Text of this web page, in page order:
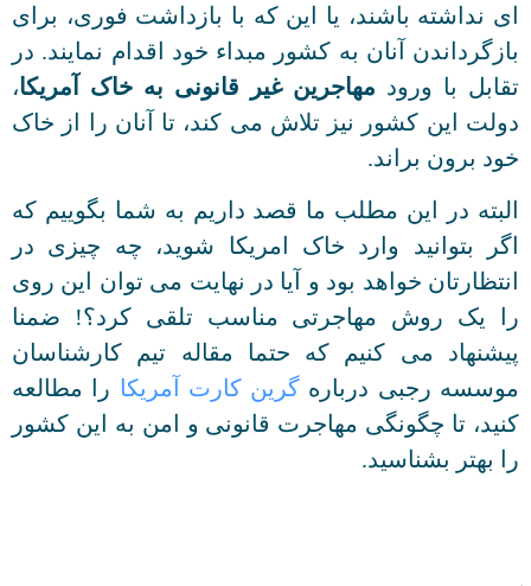
ای نداشته باشند، یا این که با بازداشت فوری، برای
بازگرداندن آنان به کشور مبداء خود اقدام نمایند. در
تقابل با ورود مهاجرین غیر قانونی به خاک آمریکا،
دولت این کشور نیز تلاش می کند، تا آنان را از خاک
خود برون براند.
البته در این مطلب ما قصد داریم به شما بگوییم که
اگر بتوانید وارد خاک امریکا شوید، چه چیزی در
انتظارتان خواهد بود و آیا در نهایت می توان این روی
را یک روش مهاجرتی مناسب تلقی کرد؟! ضمنا
پیشنهاد می کنیم که حتما مقاله تیم کارشناسان
موسسه رجبی درباره گرین کارت آمریکا را مطالعه
کنید، تا چگونگی مهاجرت قانونی و امن به این کشور
را بهتر بشناسید.